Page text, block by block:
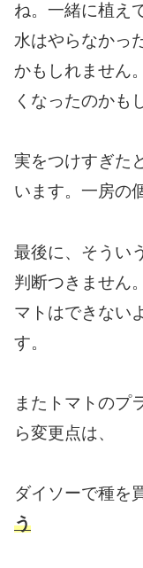
ね。一緒に植え
水はやらなかっ
かもしれません
くなったのかも
実をつけすぎた
います。一房の
最後に、そうい
判断つきません
マトはできない
す。
またトマトのプ
ら変更点は、
ダイソーで種を
う